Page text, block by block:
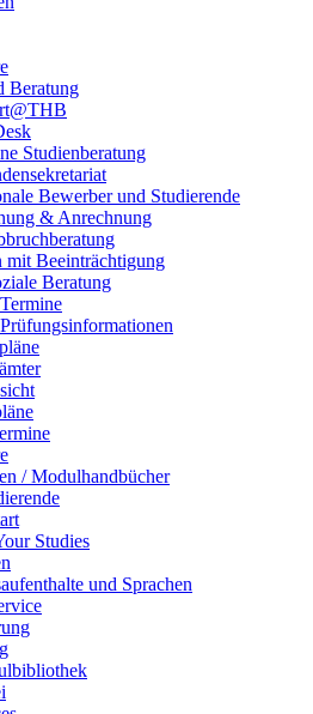
Beratung
Studienberatung
Bewerber und Studierende
& Anrechnung
mit Beeinträchtigung
Beratung
/ Modulhandbücher
Studies
und Sprachen